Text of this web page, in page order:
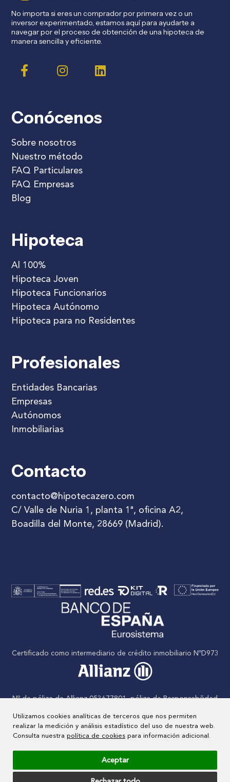
Utilizamos cookies analíticas de terceros que nos permiten
realizar la medición y análisis estadístico del uso de nuestra web.
Consulta nuestra política de cookies para información adicional.
Aceptar
No importa si eres un comprador por primera vez o un
inversor experimentado, estamos aquí para ayudarte a
navegar por el proceso de obtención de una hipoteca de
manera sencilla y eficiente.
Conócenos
Sobre nosotros
Nuestro método
FAQ Particulares
FAQ Empresas
Blog
Hipoteca
Al 100%
Hipoteca Joven
Hipoteca Funcionarios
Hipoteca Autónomo
Hipoteca para no Residentes
Profesionales
Entidades Bancarias
Empresas
Autónomos
Inmobiliarias
Contacto
contacto@hipotecazero.com
C/ Valle de Nuria 1, planta 1ª, oficina A2,
Boadilla del Monte, 28669 (Madrid).
Certificado como intermediario de crédito inmobiliario NºD973
Nº de póliza de Allianz 053677801, póliza de Responsabilidad
Nº de Agente inmobiliario inscrito en el RAIN: Nº 000829/23